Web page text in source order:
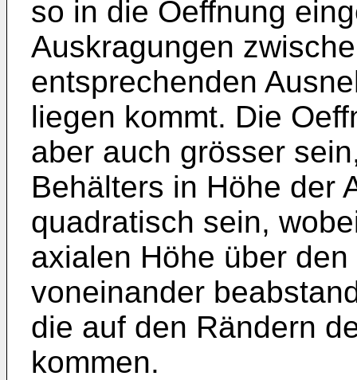
so in die Oeffnung
Auskragungen
entsprechenden
liegen kommt. Die
aber auch grösser
Behälters in Höhe der
quadratisch sein,
axialen Höhe über
voneinander
die auf den Rändern
kommen.